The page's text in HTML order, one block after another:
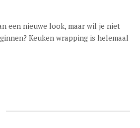
een nieuwe look, maar wil je niet
Keuken wrapping is helemaal